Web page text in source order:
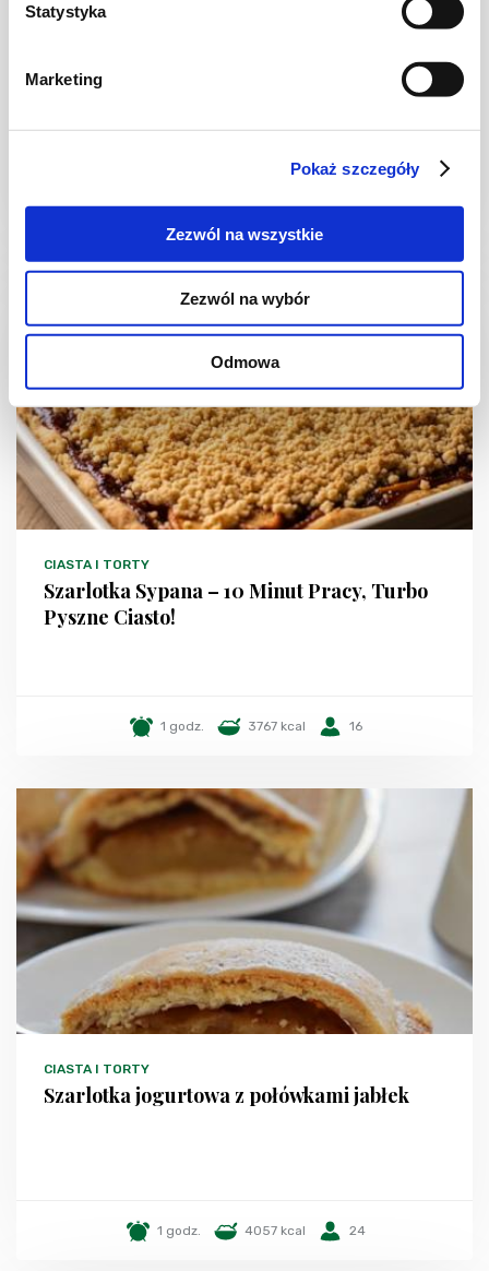
Statystyka
Marketing
Pokaż szczegóły
Zezwól na wszystkie
Zezwól na wybór
Odmowa
Szarlotka w 15 minut
CIASTA I TORTY
Szarlotka Sypana – 10 Minut Pracy, Turbo
Pyszne Ciasto!
1 godz. 3767 kcal 16
CIASTA I TORTY
Szarlotka jogurtowa z połówkami jabłek
1 godz. 4057 kcal 24